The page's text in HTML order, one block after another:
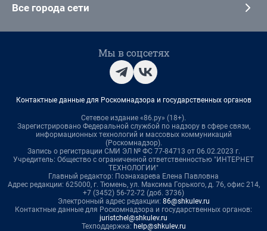
Все города сети
Мы в соцсетях
Контактные данные для Роскомнадзора и государственных органов
Сетевое издание «86.ру» (18+).
Зарегистрировано Федеральной службой по надзору в сфере связи,
информационных технологий и массовых коммуникаций
(Роскомнадзор).
Запись о регистрации СМИ ЭЛ № ФС 77-84713 от 06.02.2023 г.
Учредитель: Общество с ограниченной ответственностью "ИНТЕРНЕТ
ТЕХНОЛОГИИ"
Главный редактор: Познахарева Елена Павловна
Адрес редакции: 625000, г. Тюмень, ул. Максима Горького, д. 76, офис 214,
+7 (3452) 56-72-72 (доб. 3736)
Электронный адрес редакции: 86@shkulev.ru
Контактные данные для Роскомнадзора и государственных органов:
juristchel@shkulev.ru
Техподдержка: help@shkulev.ru